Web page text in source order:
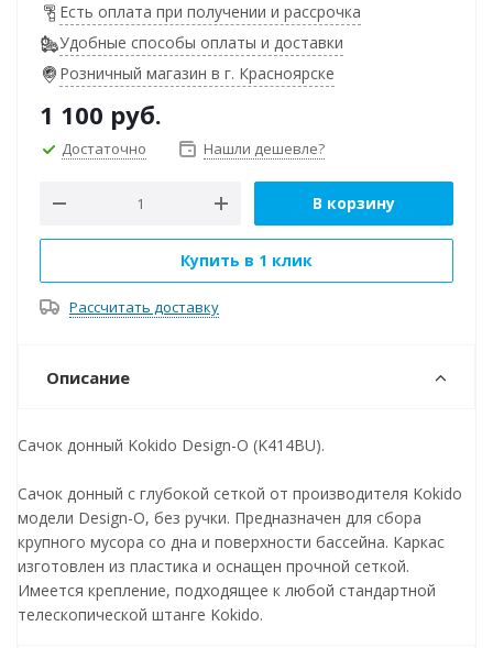
Есть оплата при получении и рассрочка
Удобные способы оплаты и доставки
Розничный магазин в г. Красноярске
1 100 руб.
Достаточно Нашли дешевле?
В корзину
Купить в 1 клик
Рассчитать доставку
Описание
Сачок донный Kokido Design-O (K414BU).
Сачок донный с глубокой сеткой от производителя Kokido
модели Design-O, без ручки. Предназначен для сбора
крупного мусора со дна и поверхности бассейна. Каркас
изготовлен из пластика и оснащен прочной сеткой.
Имеется крепление, подходящее к любой стандартной
телескопической штанге Kokido.